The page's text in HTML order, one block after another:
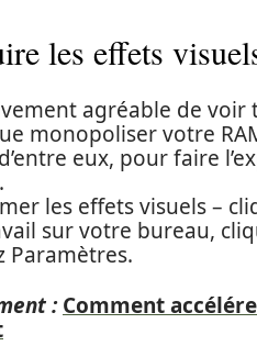
les effets
agréable de
monopoliser votre
eux, pour faire
les effets visuels –
sur votre bureau,
Paramètres.
: Comment